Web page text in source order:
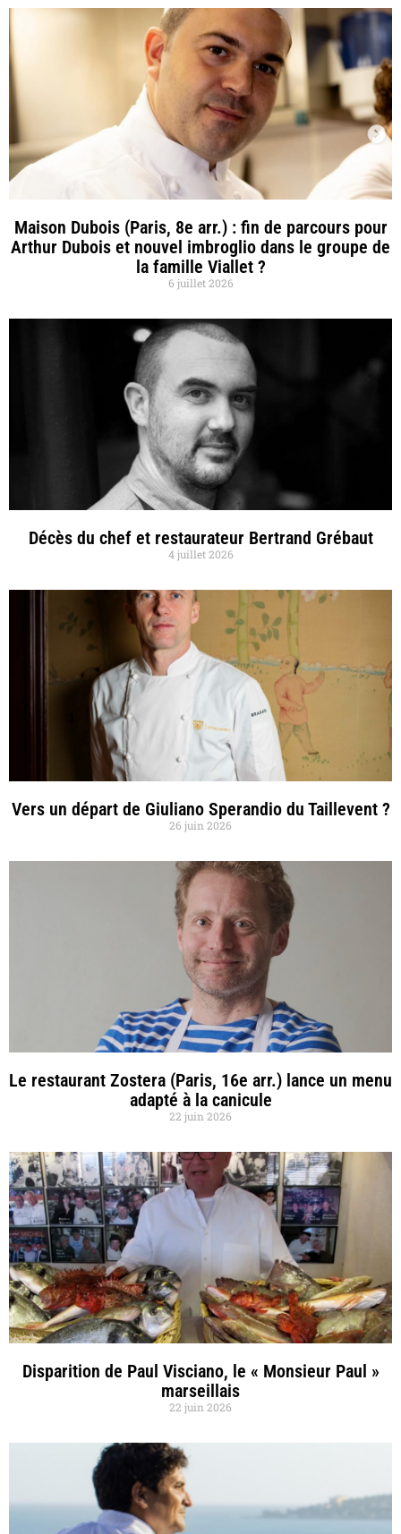
Maison Dubois (Paris, 8e arr.) : fin de parcours pour
Arthur Dubois et nouvel imbroglio dans le groupe de
la famille Viallet ?
6 juillet 2026
Décès du chef et restaurateur Bertrand Grébaut
4 juillet 2026
Vers un départ de Giuliano Sperandio du Taillevent ?
26 juin 2026
Le restaurant Zostera (Paris, 16e arr.) lance un menu
adapté à la canicule
22 juin 2026
Disparition de Paul Visciano, le « Monsieur Paul »
marseillais
22 juin 2026